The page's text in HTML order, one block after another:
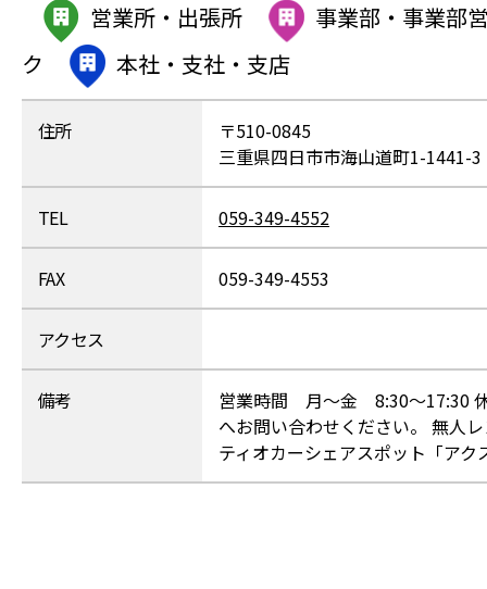
営業所・出張所
事業部・事業部
ク
本社・支社・支店
住所
〒510-0845
三重県四日市市海山道町1-1441-3
TEL 059-349-4552
FAX 059-349-4553
アクセス
備考
営業時間 月～金 8:30～
へお問い合わせください。 無人
ティオカーシェアスポット「アク